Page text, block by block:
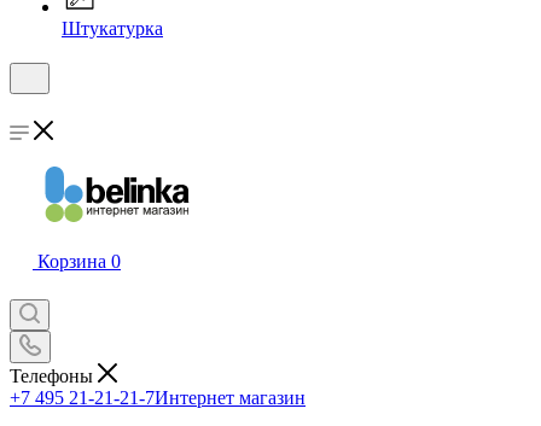
Штукатурка
Корзина 0
Телефоны
+7 495 21-21-21-7Интернет магазин